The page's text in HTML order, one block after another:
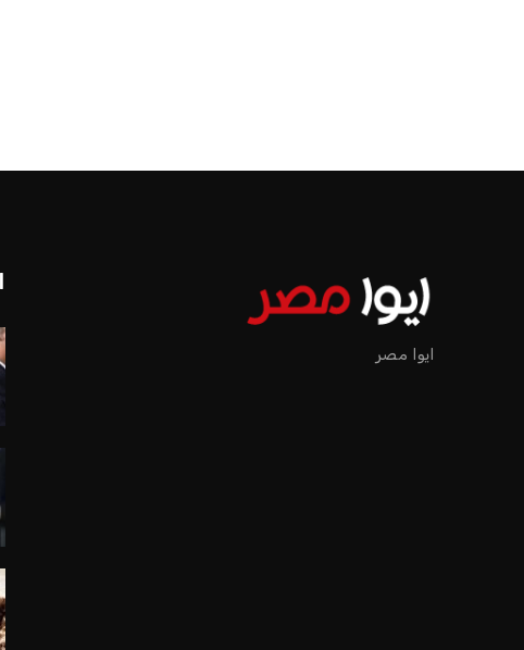
إنفانتينو يخطو نحو ولاية
عمر إبراهيم